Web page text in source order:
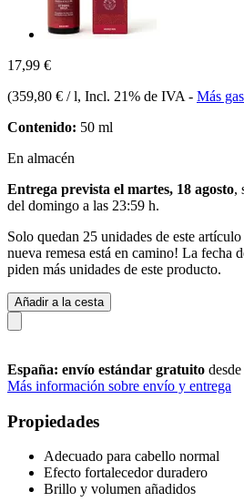
17,99 €
(359,80 € / l, Incl. 21% de IVA - Más
Contenido: 50 ml
En almacén
Entrega prevista el martes, 18 agosto,
del domingo a las 23:59 h.
Solo quedan 25 unidades de este
nueva remesa está en camino! La fecha
piden más unidades de este producto.
Añadir a la cesta
España: envío estándar gratuito
Más información sobre envío y entrega
Propiedades
Adecuado para cabello normal
Efecto fortalecedor duradero
Brillo y volumen añadidos